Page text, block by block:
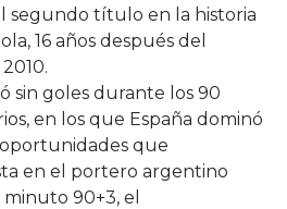
segundo título en la historia
16 años después del
sin goles durante los 90
en los que España dominó
que
en el portero argentino
90+3, el